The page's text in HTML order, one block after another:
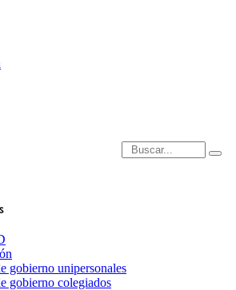
Introduce términos de
gobierno unipersonales
gobierno colegiados